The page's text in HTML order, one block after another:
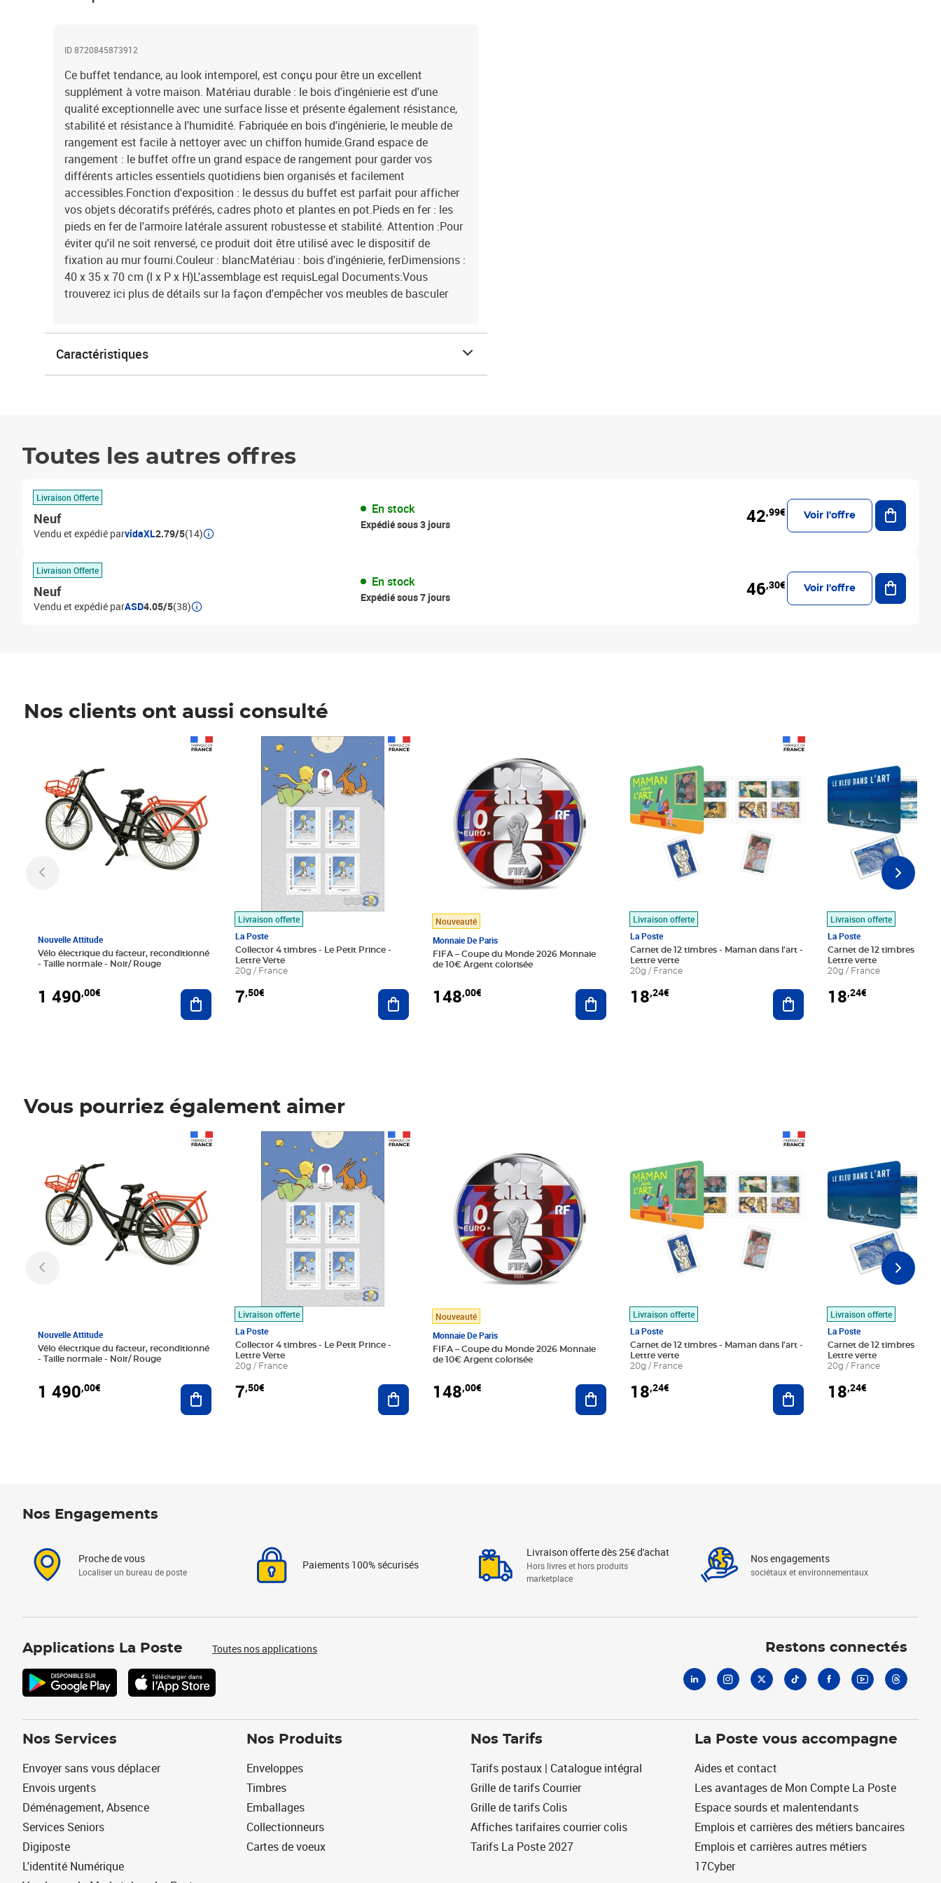
ID 8720845873912
Ce buffet tendance, au look intemporel, est conçu pour être un excellent
supplément à votre maison. Matériau durable : le bois d'ingénierie est d'une
qualité exceptionnelle avec une surface lisse et présente également résistance,
stabilité et résistance à l'humidité. Fabriquée en bois d'ingénierie, le meuble de
rangement est facile à nettoyer avec un chiffon humide.Grand espace de
rangement : le buffet offre un grand espace de rangement pour garder vos
différents articles essentiels quotidiens bien organisés et facilement
accessibles.Fonction d'exposition : le dessus du buffet est parfait pour afficher
vos objets décoratifs préférés, cadres photo et plantes en pot.Pieds en fer : les
pieds en fer de l'armoire latérale assurent robustesse et stabilité. Attention :Pour
éviter qu'il ne soit renversé, ce produit doit être utilisé avec le dispositif de
fixation au mur fourni.Couleur : blancMatériau : bois d'ingénierie, ferDimensions :
40 x 35 x 70 cm (l x P x H)L'assemblage est requisLegal Documents:Vous
trouverez ici plus de détails sur la façon d'empêcher vos meubles de basculer
Caractéristiques
Toutes les autres offres
Livraison Offerte
Neuf
Vendu et expédié parvidaXL2.79/5(14)
En stock
Expédié sous 3 jours 42,99€ Voir l'offre
Ajouter
Livraison Offerte
Neuf
Vendu et expédié parASD4.05/5(38)
En stock
Expédié sous 7 jours 46,30€ Voir l'offre
Ajouter
Nos clients ont aussi consulté
Nouvelle Attitude
Vélo électrique du facteur, reconditionné
- Taille normale - Noir/ Rouge
1 490,00€ Ajouter au panier
Livraison offerte
La Poste
Collector 4 timbres - Le Petit Prince -
Lettre Verte
20g / France
7,50€
Prix 7,50€
Ajouter au panier
Nouveauté
Monnaie De Paris
FIFA – Coupe du Monde 2026 Monnaie
de 10€ Argent colorisée
148,00€ Ajouter au panier
Livraison offerte
La Poste
Carnet de 12 timbres - Maman dans l'art -
Lettre verte
20g / France
18,24€ Ajouter au panier
Livraison offerte
La Poste
Carnet de 12 timbres - Le
Lettre verte
20g / France
18,24€
Vous pourriez également aimer
Nouvelle Attitude
Vélo électrique du facteur, reconditionné
- Taille normale - Noir/ Rouge
1 490,00€ Ajouter au panier
Livraison offerte
La Poste
Collector 4 timbres - Le Petit Prince -
Lettre Verte
20g / France
7,50€
Prix 7,50€
Ajouter au panier
Nouveauté
Monnaie De Paris
FIFA – Coupe du Monde 2026 Monnaie
de 10€ Argent colorisée
148,00€ Ajouter au panier
Livraison offerte
La Poste
Carnet de 12 timbres - Maman dans l'art -
Lettre verte
20g / France
18,24€ Ajouter au panier
Livraison offerte
La Poste
Carnet de 12 timbres - Le
Lettre verte
20g / France
18,24€
Nos Engagements
Proche de vous
Localiser un bureau de poste
Paiements 100% sécurisés
Livraison offerte dès 25€ d'achat
Hors livres et hors produits
marketplace
Nos engagements
sociétaux et environnementaux
Applications La Poste Toutes nos applications Restons connectés
Nos Services
Envoyer sans vous déplacer
Envois urgents
Déménagement, Absence
Services Seniors
Digiposte
L'identité Numérique
Nos Produits
Enveloppes
Timbres
Emballages
Collectionneurs
Cartes de voeux
Nos Tarifs
Tarifs postaux | Catalogue intégral
Grille de tarifs Courrier
Grille de tarifs Colis
Affiches tarifaires courrier colis
Tarifs La Poste 2027
La Poste vous accompagne
Aides et contact
Les avantages de Mon Compte La Poste
Espace sourds et malentendants
Emplois et carrières des métiers bancaires
Emplois et carrières autres métiers
17Cyber